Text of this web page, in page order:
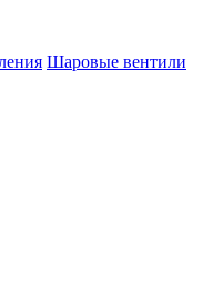
Шаровые вентили